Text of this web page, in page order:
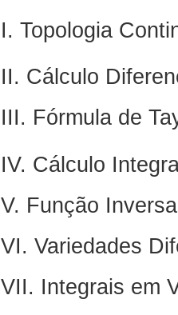
I. Topologia
II. Cálculo
III. Fórmula de
IV. Cálculo
V. Função
VI. Variedades
VII. Integrais em